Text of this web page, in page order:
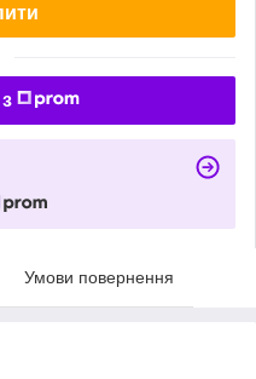
Умови повернення